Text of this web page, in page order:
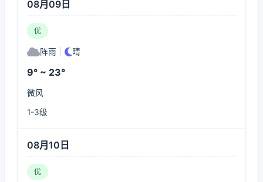
08月09日
优
阵雨 晴
9° ~ 23°
微风
1-3级
08月10日
优